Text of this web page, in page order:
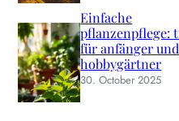
Einfache
pflanzenpflege:
für anfänger und
hobbygärtner
30. October 2025